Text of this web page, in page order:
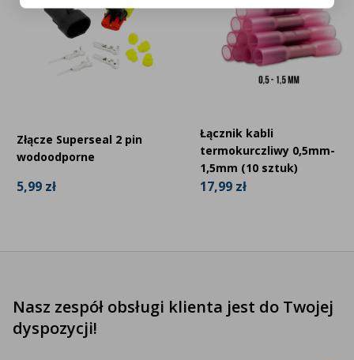
Często zadawane pytania
Czy ZA1032 nadaje się do lamp LED i
Jaki typ złącza jest używany po stronie lampy?
Złącze Superseal 2 pin
wodoodporne
5,99 zł
Łącznik kabli
termokurczliwy 0,5mm-
1,5mm (10 sztuk)
17,99 zł
Nasz zespół obsługi klienta jest do Twojej
dyspozycji!